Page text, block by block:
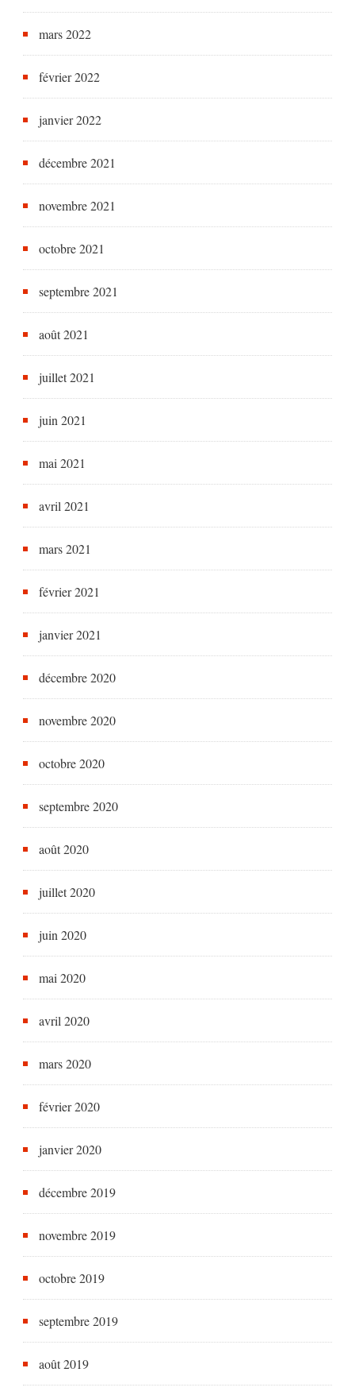
mars 2022
février 2022
janvier 2022
décembre 2021
novembre 2021
octobre 2021
septembre 2021
août 2021
juillet 2021
juin 2021
mai 2021
avril 2021
mars 2021
février 2021
janvier 2021
décembre 2020
novembre 2020
octobre 2020
septembre 2020
août 2020
juillet 2020
juin 2020
mai 2020
avril 2020
mars 2020
février 2020
janvier 2020
décembre 2019
novembre 2019
octobre 2019
septembre 2019
août 2019